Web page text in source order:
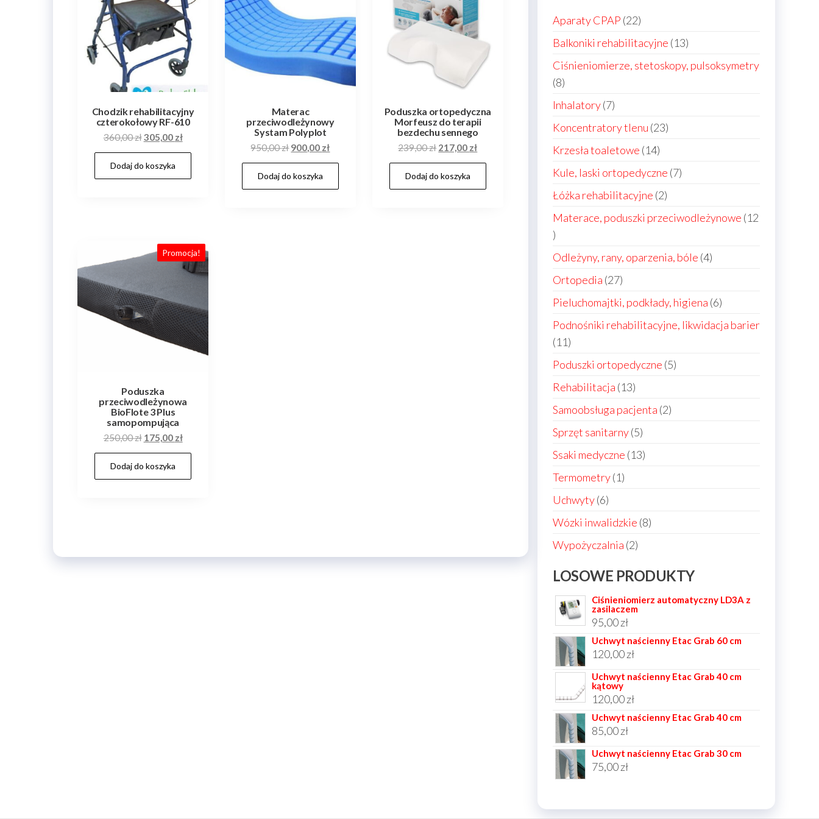
Chodzik rehabilitacyjny
czterokołowy RF-610
360,00złPierwotna
cena
wynosiła:
360,00 zł.
305,00 złAktualna
cena
305,00 zł.
Dodaj do koszyka
Materac
przeciwodleżynowy
Systam Polyplot
950,00złPierwotna
cena
wynosiła:
950,00 zł.
900,00 złAktualna
cena
900,00 zł.
Dodaj do koszyka
Poduszka ortopedyczna
Morfeusz do terapii
bezdechu sennego
239,00zł Pierwotna
cena
wynosiła:
239,00 zł.
217,00 złAktualna
cena
217,00 zł.
Dodaj do koszyka
Promocja!
Poduszka
przeciwodleżynowa
BioFlote 3 Plus
samopompująca
250,00zł Pierwotna
cena
wynosiła:
250,00 zł.
175,00 złAktualna
cena
175,00 zł.
Dodaj do koszyka
Aparaty CPAP 2222
produkty
Balkoniki rehabilitacyjne 1313
produktów
Ciśnieniomierze, stetoskopy, pulsoksymetry
88
produktów
Inhalatory 77
produktów
Koncentratory tlenu 2323
Krzesła toaletowe 1414
produktów
Kule, laski ortopedyczne 77
Łóżka rehabilitacyjne 22
produkty
Materace, poduszki przeciwodleżynowe 12
12
produktów
Odleżyny, rany, oparzenia, bóle 44
Ortopedia 2727
produktów
Pieluchomajtki, podkłady, higiena 66
produktów
Podnośniki rehabilitacyjne, likwidacja barier
1111
produktów
Poduszki ortopedyczne 55
Rehabilitacja 1313
produktów
Samoobsługa pacjenta 22
Sprzęt sanitarny 55
produktów
Ssaki medyczne 1313
Termometry 11
Uchwyty 66
produktów
Wózki inwalidzkie 88
Wypożyczalnia 22
LOSOWE PRODUKTY
Ciśnieniomierz automatyczny LD3A z
zasilaczem
95,00zł
Uchwyt naścienny Etac Grab 60 cm
120,00zł
Uchwyt naścienny Etac Grab 40 cm
kątowy
120,00zł
Uchwyt naścienny Etac Grab 40 cm
85,00zł
Uchwyt naścienny Etac Grab 30 cm
75,00zł